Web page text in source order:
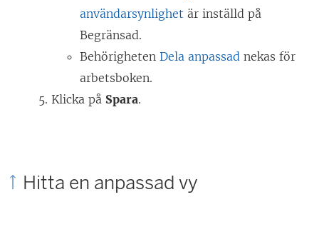
användarsynlighet är inställd på
Begränsad.
Behörigheten Dela anpassad nekas för
arbetsboken.
Klicka på Spara.
Hitta en anpassad vy